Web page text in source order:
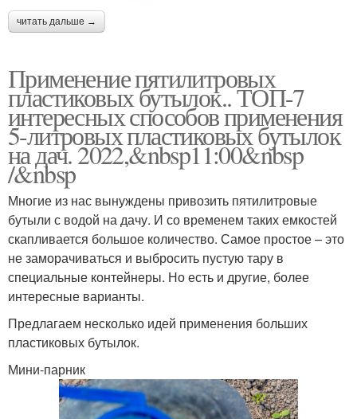
читать дальше →
Применение пятилитровых
пластиковых бутылок.. ТОП-7
интересных способов применения
5-литровых пластиковых бутылок
на дач. 2022,&nbsp11:00&nbsp
/&nbsp
Многие из нас вынуждены привозить пятилитровые
бутыли с водой на дачу. И со временем таких емкостей
скапливается большое количество. Самое простое – это
не заморачиваться и выбросить пустую тару в
специальные контейнеры. Но есть и другие, более
интересные варианты.
Предлагаем несколько идей применения больших
пластиковых бутылок.
Мини-парник